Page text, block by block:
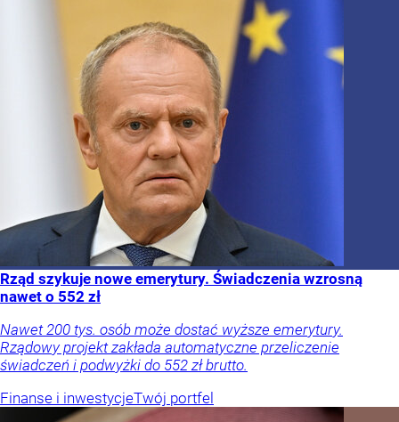
Rząd szykuje nowe emerytury. Świadczenia wzrosną
nawet o 552 zł
Nawet 200 tys. osób może dostać wyższe emerytury.
Rządowy projekt zakłada automatyczne przeliczenie
świadczeń i podwyżki do 552 zł brutto.
Finanse i inwestycjeTwój portfel